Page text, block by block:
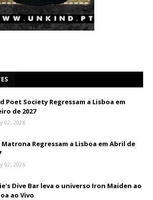
Poet Society Regressam a Lisboa em
de 2027
02, 2026
Matrona Regressam a Lisboa em Abril de
02, 2026
Dive Bar leva o universo Iron Maiden ao
ao Vivo